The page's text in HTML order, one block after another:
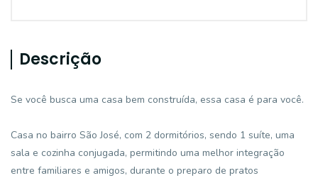
Descrição
Se você busca uma casa bem construída, essa casa é para você.
Casa no bairro São José, com 2 dormitórios, sendo 1 suíte, uma
sala e cozinha conjugada, permitindo uma melhor integração
entre familiares e amigos, durante o preparo de pratos